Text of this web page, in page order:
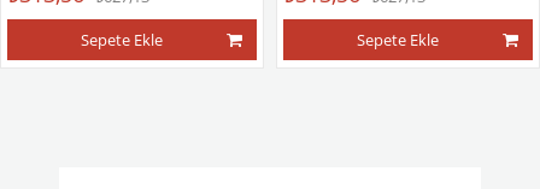
Sepete Ekle
Sepete Ekle